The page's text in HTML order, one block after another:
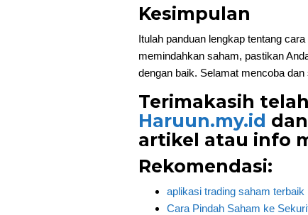
Kesimpulan
Itulah panduan lengkap tentang
memindahkan saham, pastikan
dengan baik. Selamat mencoba
Terimakasih
Haruun.my.id
artikel atau info
Rekomendasi:
aplikasi trading saham terbaik
Cara Pindah Saham ke